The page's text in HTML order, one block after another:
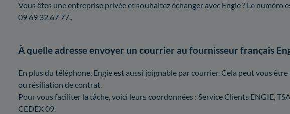
Vous êtes une entreprise privée et souhaitez échanger avec Engie ? Le numéro
09 69 32 67 77..
À quelle adresse envoyer un courrier au fournisseur français
En plus du téléphone, Engie est aussi joignable par courrier. Cela peut vous
ou résiliation de contrat.
Pour vous faciliter la tâche, voici leurs coordonnées : Service Clients ENGIE,
CEDEX 09.